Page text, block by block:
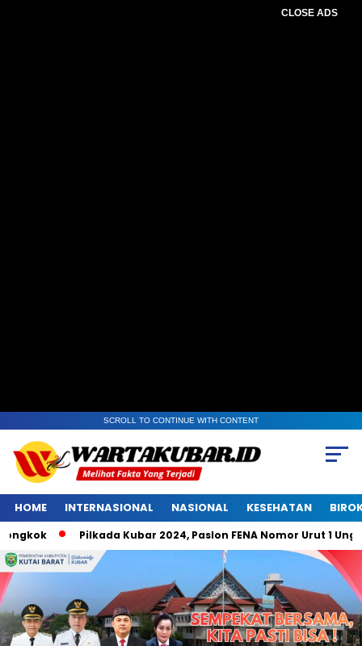
CLOSE ADS
SCROLL TO CONTINUE WITH CONTENT
HOME INTERNASIONAL NASIONAL KESEHATAN
Pilkada Kubar 2024, Paslon FENA Nomor Urut 1 Unggul